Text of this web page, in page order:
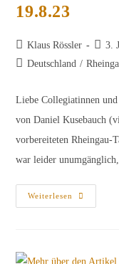
19.8.23
Beitrags-
Autor:
Klaus Rössler
3.
Beitrags-
Deutschland /
Liebe Collegiatinnen
von Daniel Kusebauch
vorbereiteten Rheingau-
war leider
Weiterlesen
Einladung
Zur